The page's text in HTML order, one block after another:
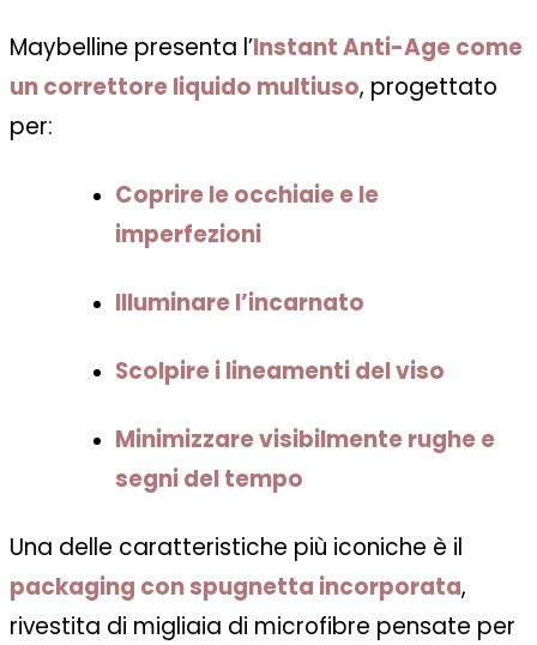
Maybelline presenta l’Instant Anti-Age come
un correttore liquido multiuso, progettato
per:
Coprire le occhiaie e le
imperfezioni
Illuminare l’incarnato
Scolpire i lineamenti del viso
Minimizzare visibilmente rughe e
segni del tempo
Una delle caratteristiche più iconiche è il
packaging con spugnetta incorporata,
rivestita di migliaia di microfibre pensate per